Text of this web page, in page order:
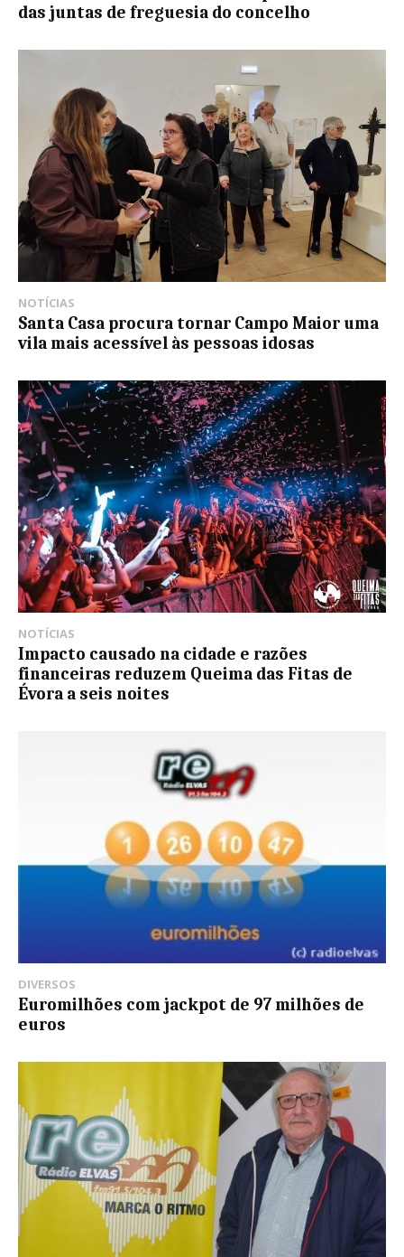
das juntas de freguesia do concelho
NOTÍCIAS
Santa Casa procura tornar Campo Maior uma
vila mais acessível às pessoas idosas
NOTÍCIAS
Impacto causado na cidade e razões
financeiras reduzem Queima das Fitas de
Évora a seis noites
DIVERSOS
Euromilhões com jackpot de 97 milhões de
euros